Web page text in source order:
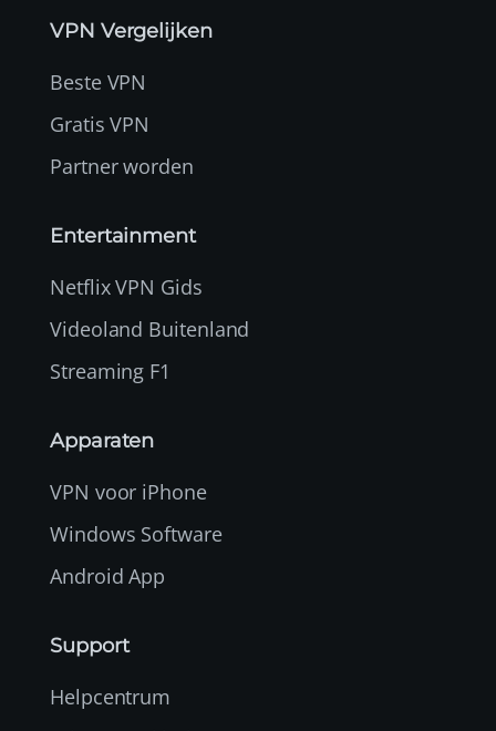
VPN Vergelijken
Beste VPN
Gratis VPN
Partner worden
Entertainment
Netflix VPN Gids
Videoland Buitenland
Streaming F1
Apparaten
VPN voor iPhone
Windows Software
Android App
Support
Helpcentrum